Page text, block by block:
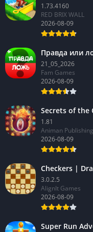
1.73.4160
RED BRIX WALL
2026-08-09
Правда или
21_05_2026
Fam Games
2026-08-09
Secrets of the
1.81
Animan
2026-08-09
Checkers |
3.0.2.5
AlignIt Games
2026-08-09
Super Run